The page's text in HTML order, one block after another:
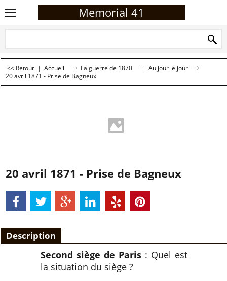
Memorial 41
<< Retour | Accueil La guerre de 1870
Au jour le jour
20 avril 1871 - Prise de Bagneux
20 avril 1871 - Prise de Bagneux
Description
Second siège de Paris : Quel est
la situation du siège ?